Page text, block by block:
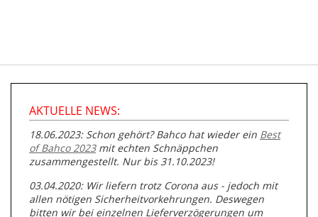
AKTUELLE NEWS:
18.06.2023: Schon gehört? Bahco hat wieder ein Best
of Bahco 2023mit echten Schnäppchen
zusammengestellt. Nur bis 31.10.2023!
03.04.2020: Wir liefern trotz Corona aus - jedoch mit
allen nötigen Sicherheitvorkehrungen. Deswegen
bitten wir bei einzelnen Lieferverzögerungen um